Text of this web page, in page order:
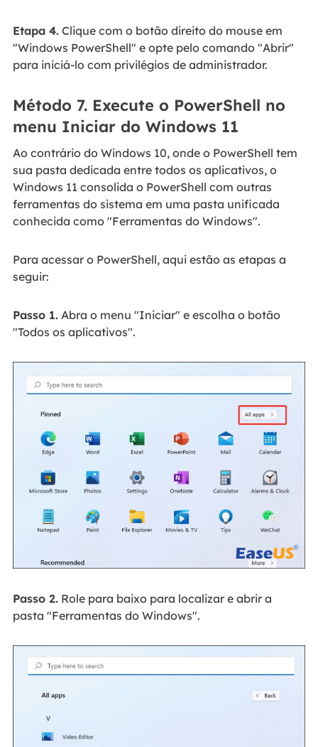
Etapa 4.Clique com o botão direito do mouse em
"Windows PowerShell" e opte pelo comando "Abrir"
para iniciá-lo com privilégios de administrador.
Método 7. Execute o PowerShell no
menu Iniciar do Windows 11
Ao contrário do Windows 10, onde o PowerShell tem
sua pasta dedicada entre todos os aplicativos, o
Windows 11 consolida o PowerShell com outras
ferramentas do sistema em uma pasta unificada
conhecida como "Ferramentas do Windows".
Para acessar o PowerShell, aqui estão as etapas a
seguir:
Passo 1.Abra o menu "Iniciar" e escolha o botão
"Todos os aplicativos".
Passo 2.Role para baixo para localizar e abrir a
pasta "Ferramentas do Windows".